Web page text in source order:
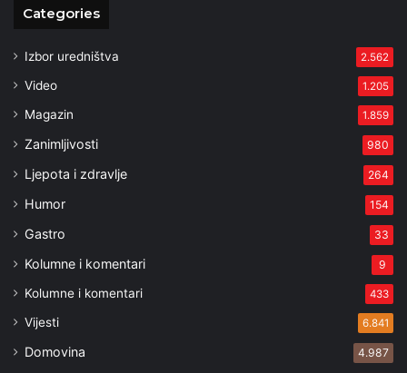
Categories
Izbor uredništva 2.562
Video 1.205
Magazin 1.859
Zanimljivosti 980
Ljepota i zdravlje 264
Humor 154
Gastro 33
Kolumne i komentari 9
Kolumne i komentari 433
Vijesti 6.841
Domovina 4.987